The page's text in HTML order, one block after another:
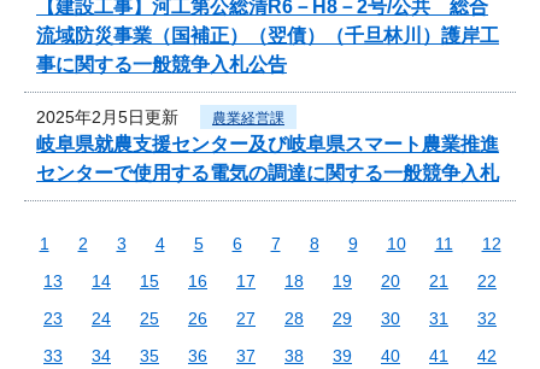
【建設工事】河工第公総清R6－H8－2号/公共 総合
流域防災事業（国補正）（翌債）（千旦林川）護岸工
事に関する一般競争入札公告
2025年2月5日更新 農業経営課
岐阜県就農支援センター及び岐阜県スマート農業推進
センターで使用する電気の調達に関する一般競争入札
1 2 3 4 5 6 7 8 9 10 11
12
13
14 15 16 17 18 19 20 21
22
23
24 25 26 27 28 29 30 31
32
33
34 35 36 37 38 39 40 41
42